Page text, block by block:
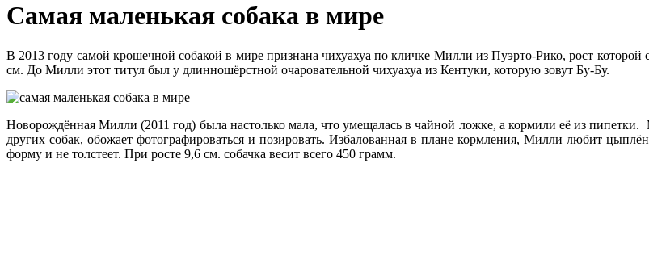
Самая маленькая собака в мире
В 2013 году самой крошечной собакой в мире признана чихуахуа по кличке Милли из Пуэрто-Рико, рост которой
см. До Милли этот титул был у длинношёрстной очаровательной чихуахуа из Кентуки, которую зовут Бу-Бу.
Новорождённая Милли (2011 год) была настолько мала, что умещалась в чайной ложке, а кормили её из
других собак, обожает фотографироваться и позировать. Избалованная в плане кормления, Милли любит
форму и не толстеет. При росте 9,6 см. собачка весит всего 450 грамм.